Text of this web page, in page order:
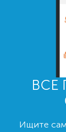
ВСЕ
Ищите